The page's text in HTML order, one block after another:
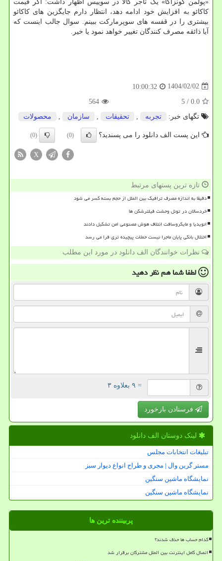
«پولمن گونزاگا» یک تاجر کالا در سوییس اظهار داشت: اگر قیمت
کاکائو به افزایش خود ادامه دهد، انتظار دارم جایگزین های کاکائو
بیشتری را در قفسه های سوپرمارکت ببینم. سوال جالب اینست که
آیا ذائقه مصرف کنندگان تغییر خواهد نمود یا خیر.
1404/02/02
10:00:32
0.0
/ 5
564
تگهای خبر:
تجربه , تحقیقات , سازمان , محصولات
این پست الف دانلود را می پسندید؟ (0)
(0)
X
تازه ترین پستهای مرتبط
دقیقا به اندازه مصرف ترافیک بین الملل از حجم بسته کسر می شود
خردسالان در تونل وحشت فیلترشکن ها
انویدیا و مایکروسافت ائتلاف هوش مصنوعی امن تشکیل دادند
اختلال بانکی پایان ماجرا نیست حملات پیچیده تری فرا می رسد
نظرات خوانندگان الف دانلود در مورد این مطلب
لطفا شما همنظر دهید
= ۹ بعلاوه ۳
فرستادن بازخورد
لینک دوستان الف دانلود
تبلیغات انتخابات مجلس
مستر گرین وال | مجری و طراح انواع دیوار سبز
نمایشگاه ماشین سنگین
نمایشگاه ماشین سنگین
پربیننده ترین ها
کدام حساب ها حذف شدند؟
اتصال کامل اینترنت بین الملل مشترکان برقرار شد